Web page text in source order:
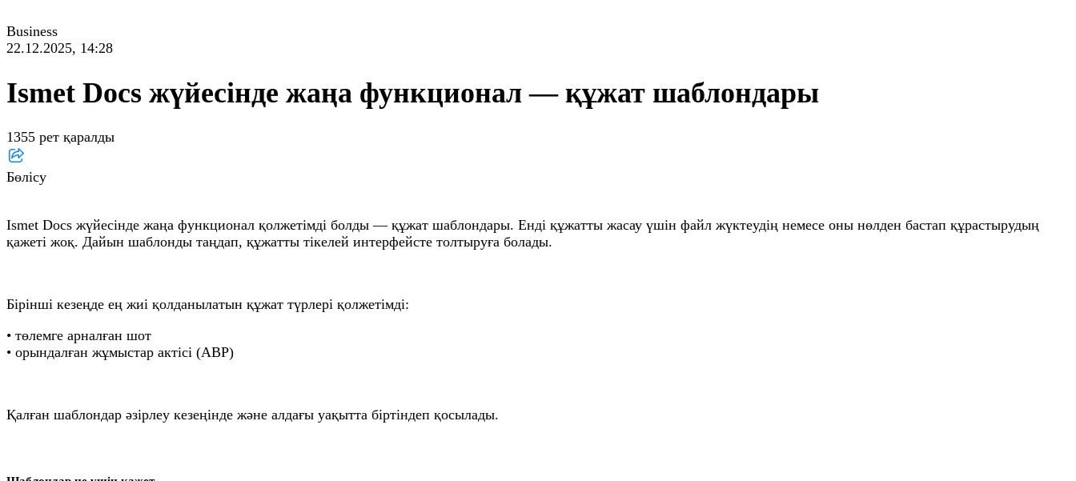
Business
22.12.2025, 14:28
Ismet Docs жүйесінде жаңа функционал — құжат шаблондары
1355 рет қаралды
Бөлісу
Ismet Docs жүйесінде жаңа функционал қолжетімді болды — құжат шаблондары. Енді құжатты жасау үшін файл жүктеудің немесе оны нөлден бастап құрастырудың
қажеті жоқ. Дайын шаблонды таңдап, құжатты тікелей интерфейсте толтыруға болады.
Бірінші кезеңде ең жиі қолданылатын құжат түрлері қолжетімді:
• төлемге арналған шот
• орындалған жұмыстар актісі (АВР)
Қалған шаблондар әзірлеу кезеңінде және алдағы уақытта біртіндеп қосылады.